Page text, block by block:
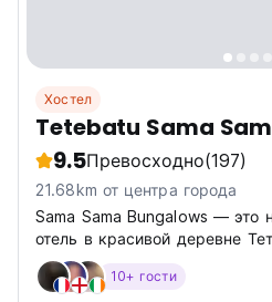
Хостел
Tetebatu Sama
9.5Превосходно(197)
21.68km от центра города
Sama Sama Bungalows — это
отель в красивой деревне
10+ гости